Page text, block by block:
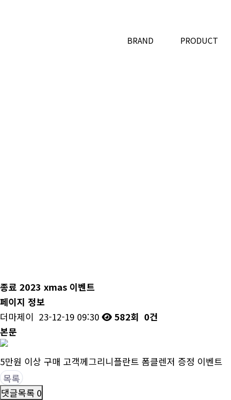
BRAND PRODUCT
종료 2023 xmas 이벤트
페이지 정보
더마제이 23-12-19 09:30 582회 0건
본문
5만원 이상 구매 고객께그리니플란트 폼클렌저 증정 이벤트
목록
댓글목록 0